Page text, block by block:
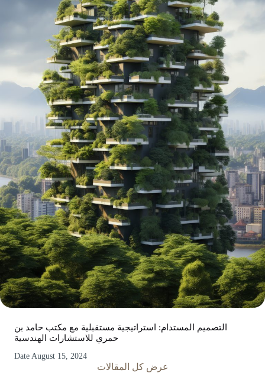
التصميم المستدام: استراتيجية مستقبلية مع مكتب حامد بن
حمري للاستشارات الهندسية
Date August 15, 2024
عرض كل المقالات